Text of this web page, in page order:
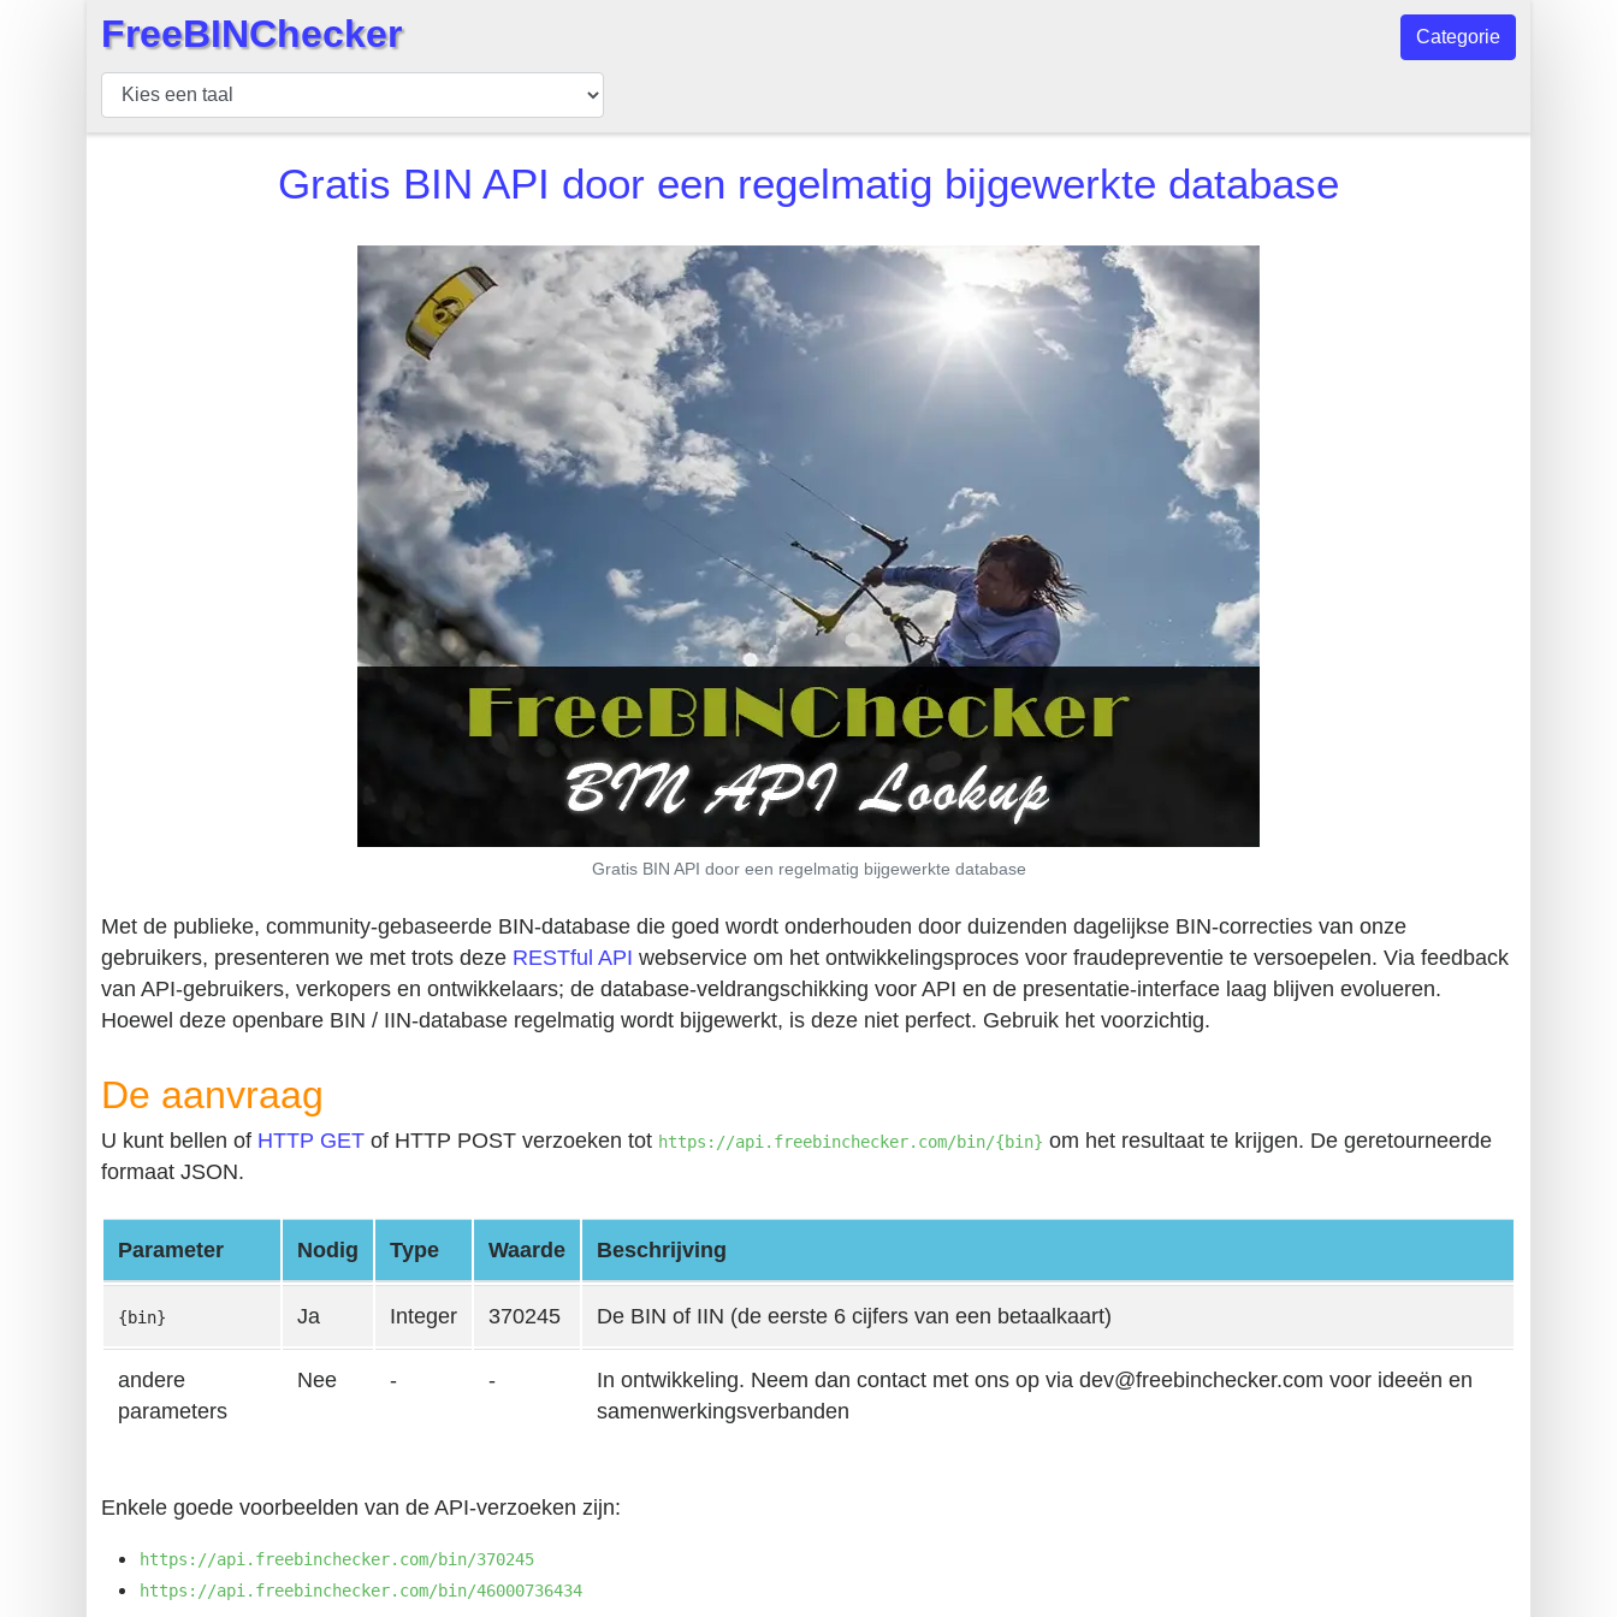
BIN
Controleur
Generator
Random
Credit
Generator
Credit
Card
from
BIN
Credit
Card
Checker
Service
is
IP
Address
FreeBINChecker Categorie
Gratis BIN API door een regelmatig bijgewerkte database
Gratis BIN API door een regelmatig bijgewerkte database
Met de publieke, community-gebaseerde BIN-database die goed wordt onderhouden door duizenden dagelijkse BIN-correcties van onze
gebruikers, presenteren we met trots deze RESTful API webservice om het ontwikkelingsproces voor fraudepreventie te versoepelen. Via feedback
van API-gebruikers, verkopers en ontwikkelaars; de database-veldrangschikking voor API en de presentatie-interface laag blijven evolueren.
Hoewel deze openbare BIN / IIN-database regelmatig wordt bijgewerkt, is deze niet perfect. Gebruik het voorzichtig.
De aanvraag
U kunt bellen of HTTP GET of HTTP POST verzoeken tot https://api.freebinchecker.com/bin/{bin} om het resultaat te krijgen. De geretourneerde
formaat JSON.
Parameter Nodig Type Waarde Beschrijving
{bin} Ja Integer 370245 De BIN of IIN (de eerste 6 cijfers van een betaalkaart)
andere
parameters
Nee - -
In ontwikkeling. Neem dan contact met ons op via dev@freebinchecker.com voor ideeën en
samenwerkingsverbanden
Enkele goede voorbeelden van de API-verzoeken zijn:
https://api.freebinchecker.com/bin/370245
https://api.freebinchecker.com/bin/46000736434